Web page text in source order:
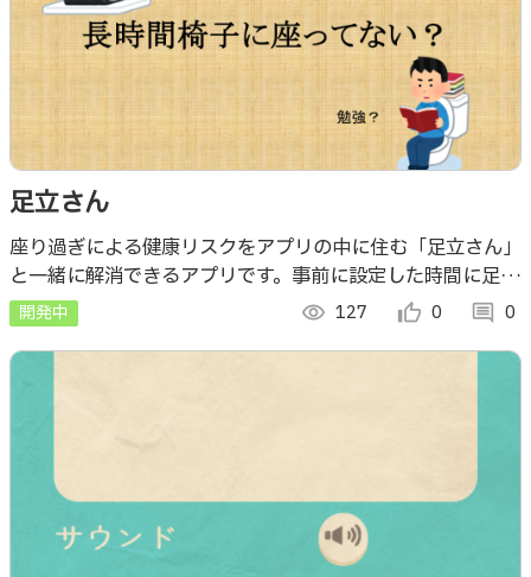
足立さん
座り過ぎによる健康リスクをアプリの中に住む「足立さん」
と一緒に解消できるアプリです。事前に設定した時間に足立
さんから電話が来たら、短時間の運動をすぐに開始してくだ
さい。そのまま座り続けると・・・
開発中 visibility 127 thumb_up_alt 0 comment 0